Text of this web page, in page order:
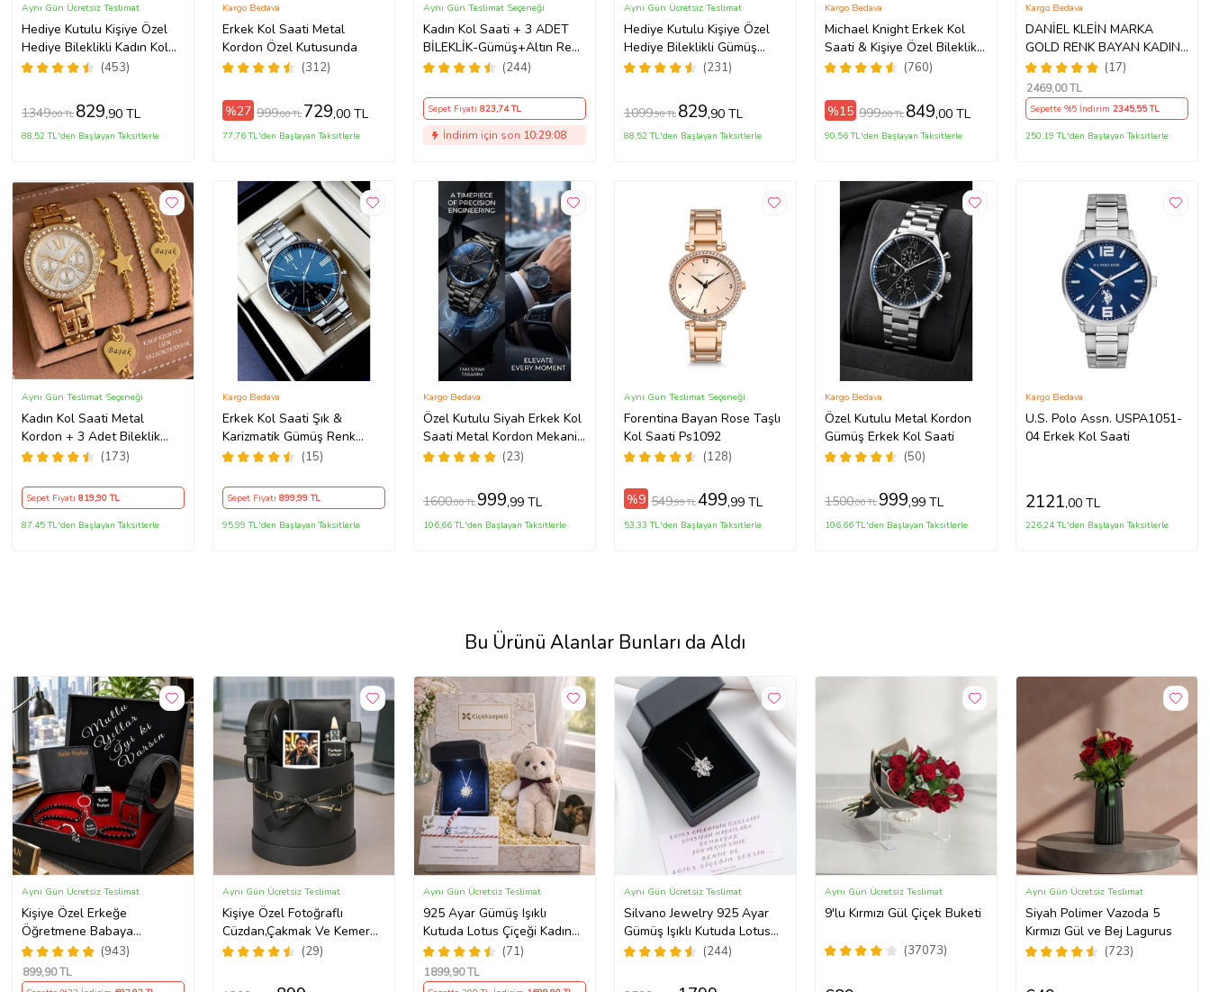
Hediye Kutulu Kişiye Özel
Hediye Bileklikli Kadın Kol
Saati Özel Kutusunda (Gold)
(453)
Aynı Gün Ücretsiz Teslimat
1349,00 TL 829,90 TL
88,52 TL'den Başlayan Taksitlerle
Erkek Kol Saati Metal
Kordon Özel Kutusunda
(312)
Kargo Bedava
%27 999,00 TL 729,00 TL
77,76 TL'den Başlayan Taksitlerle
Kadın Kol Saati + 3 ADET
BİLEKLİK-Gümüş+Altın Renk
Seçeneği ayarlanabilir
BİLEKLİK HEDİYE Altın Renk
- Kız Arkadaşa hediye (Altın)
(244)
Aynı Gün Teslimat Seçeneği
Sepet Fiyatı 823,74 TL
İndirim için son 10:29:07
Hediye Kutulu Kişiye Özel
Hediye Bileklikli Gümüş
Kadın Kol Saati Özel
(231)
Aynı Gün Ücretsiz Teslimat
1099,90 TL 829,90 TL
88,52 TL'den Başlayan Taksitlerle
Michael Knight Erkek Kol
Saati & Kişiye Özel Bileklik
Hediye Seti Mk(760)
Kargo Bedava
%15 999,00 TL 849,00 TL
90,56 TL'den Başlayan Taksitlerle
DANİEL KLEİN MARKA
GOLD RENK BAYAN KADIN
SAAT AKSESUAR BİLEKLİK
HEDİYELİ
(17)
Kargo Bedava
2469,00 TL
Sepette %5 İndirim2345,55 TL
250,19 TL'den Başlayan Taksitlerle
Kadın Kol Saati Metal
Kordon + 3 Adet Bileklik
Kişiye Özel Hediye Kadına
(173)
Aynı Gün Teslimat Seçeneği
Sepet Fiyatı 819,90 TL
87,45 TL'den Başlayan Taksitlerle
Erkek Kol Saati Şık &
Karizmatik Gümüş Renk
Metal Kordonlu(15)
Kargo Bedava
Sepet Fiyatı 899,99 TL
95,99 TL'den Başlayan Taksitlerle
Özel Kutulu Siyah Erkek Kol
Saati Metal Kordon Mekanik
Motor Garantili Hediye Kart
(23)
Kargo Bedava
1600,00 TL 999,99 TL
106,66 TL'den Başlayan Taksitlerle
Forentina Bayan Rose Taşlı
Kol Saati Ps1092
(128)
Aynı Gün Teslimat Seçeneği
%9 549,99 TL499,99 TL
53,33 TL'den Başlayan Taksitlerle
Özel Kutulu Metal Kordon
Gümüş Erkek Kol Saati
(50)
Kargo Bedava
1500,00 TL 999,99 TL
106,66 TL'den Başlayan Taksitlerle
U.S. Polo Assn. USPA1051-
04 Erkek Kol Saati
Kargo Bedava
2121,00 TL
226,24 TL'den Başlayan Taksitlerle
Bu Ürünü Alanlar Bunları da Aldı
Kişiye Özel Erkeğe
Öğretmene Babaya
Sevgiliye Siyah Kemer
Cüzdan Çakmak Seti Hediye
Seti
(943)
Aynı Gün Ücretsiz Teslimat
899,90 TL
Kişiye Özel Fotoğraflı
Cüzdan,Çakmak Ve Kemer
Premium Erkek Aksesuar
(29)
Aynı Gün Ücretsiz Teslimat
925 Ayar Gümüş Işıklı
Kutuda Lotus Çiçeği Kadın
Kolye , Peluş Ayıcık
Anahtarlık Marteniçka
Bileklik, Polaroid Fotoğraf
(71)
Aynı Gün Ücretsiz Teslimat
1899,90 TL
Silvano Jewelry 925 Ayar
Gümüş Işıklı Kutuda Lotus
Kolye
(244)
Aynı Gün Ücretsiz Teslimat
9'lu Kırmızı Gül Çiçek Buketi
(37073)
Aynı Gün Ücretsiz Teslimat
Siyah Polimer Vazoda 5
Kırmızı Gül ve Bej Lagurus
(723)
Aynı Gün Ücretsiz Teslimat